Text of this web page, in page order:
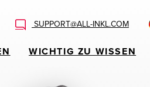
SUPPORT@ALL-INKL.COM
WICHTIG ZU WISSEN